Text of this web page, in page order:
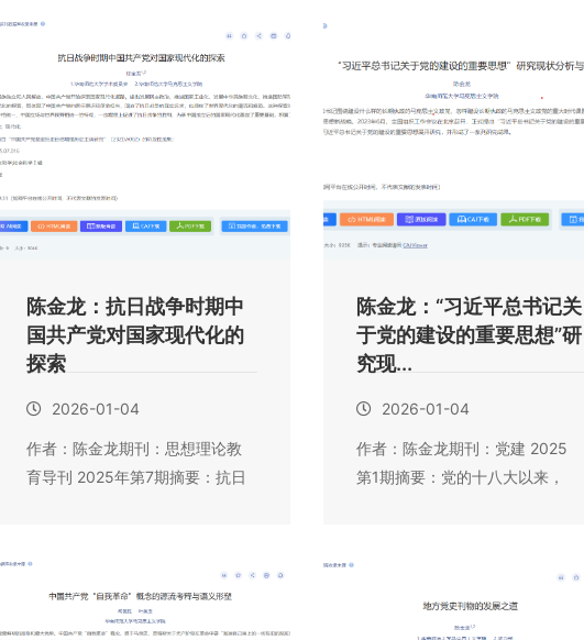
陈金龙：抗日战争时期中
国共产党对国家现代化的
探索
2026-01-04
作者：陈金龙期刊：思想理论教
育导刊 2025年第7期摘要：抗日
陈金龙：“习近平总书记关
于党的建设的重要思想”研
究现...
2026-01-04
作者：陈金龙期刊：党建 2025
第1期摘要：党的十八大以来，